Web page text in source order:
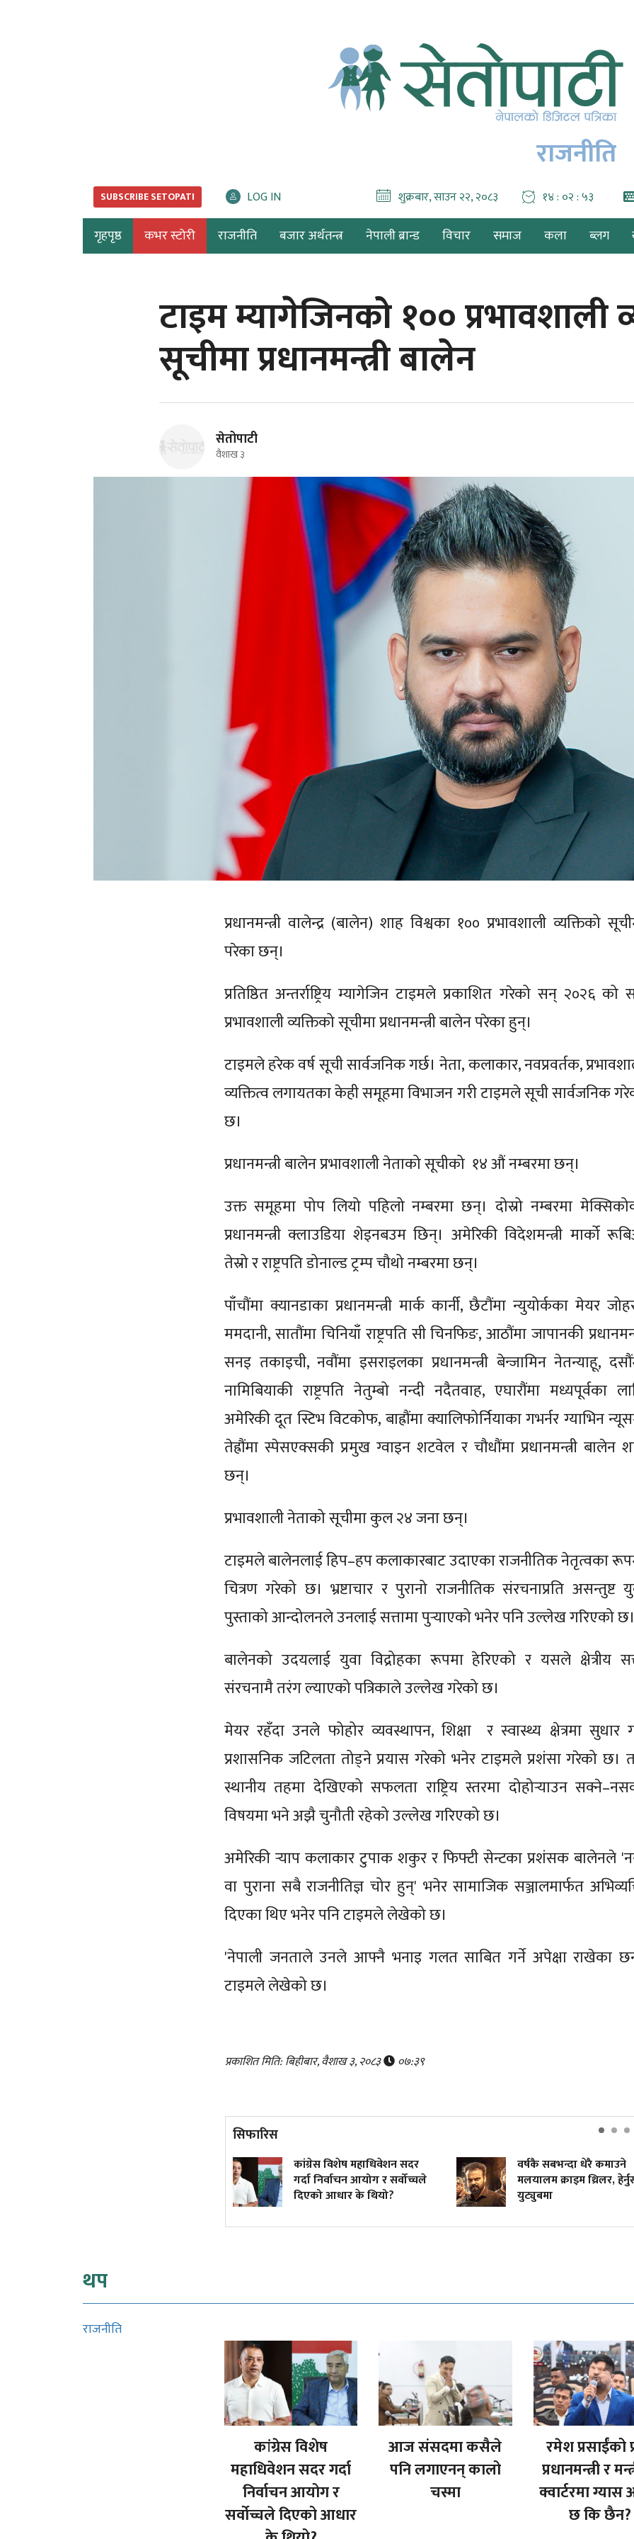
राजनीति
SUBSCRIBE SETOPATI LOG IN शुक्रबार, साउन २२, २०८३ १४ : ०२ : ५५
गृहपृष्ठ कभर स्टोरी राजनीति बजार अर्थतन्त्र नेपाली ब्रान्ड विचार समाज कला ब्लग
टाइम म्यागेजिनको १०० प्रभावशाली
सूचीमा प्रधानमन्त्री बालेन
सेतोपाटी
वैशाख ३
प्रधानमन्त्री वालेन्द्र (बालेन) शाह विश्वका १०० प्रभावशाली व्यक्तिको
परेका छन्।
प्रतिष्ठित अन्तर्राष्ट्रिय म्यागेजिन टाइमले प्रकाशित गरेको सन् २०२६ को
प्रभावशाली व्यक्तिको सूचीमा प्रधानमन्त्री बालेन परेका हुन्।
टाइमले हरेक वर्ष सूची सार्वजनिक गर्छ। नेता, कलाकार, नवप्रवर्तक,
व्यक्तित्व लगायतका केही समूहमा विभाजन गरी टाइमले सूची सार्वजनिक
छ।
प्रधानमन्त्री बालेन प्रभावशाली नेताको सूचीको १४ औं नम्बरमा छन्।
उक्त समूहमा पोप लियो पहिलो नम्बरमा छन्। दोस्रो नम्बरमा
प्रधानमन्त्री क्लाउडिया शेइनबउम छिन्। अमेरिकी विदेशमन्त्री मार्को
तेस्रो र राष्ट्रपति डोनाल्ड ट्रम्प चौथो नम्बरमा छन्।
पाँचौंमा क्यानडाका प्रधानमन्त्री मार्क कार्नी, छैटौंमा न्युयोर्कका मेयर
ममदानी, सातौंमा चिनियाँ राष्ट्रपति सी चिनफिङ, आठौंमा जापानकी
सनइ तकाइची, नवौंमा इसराइलका प्रधानमन्त्री बेन्जामिन नेतन्याहू,
नामिबियाकी राष्ट्रपति नेतुम्बो नन्दी नदैतवाह, एघारौंमा मध्यपूर्वका
अमेरिकी दूत स्टिभ विटकोफ, बाह्रौंमा क्यालिफोर्नियाका गभर्नर ग्याभिन
तेह्रौंमा स्पेसएक्सकी प्रमुख ग्वाइन शटवेल र चौधौंमा प्रधानमन्त्री बालेन
छन्।
प्रभावशाली नेताको सूचीमा कुल २४ जना छन्।
टाइमले बालेनलाई हिप–हप कलाकारबाट उदाएका राजनीतिक नेतृत्वका
चित्रण गरेको छ। भ्रष्टाचार र पुरानो राजनीतिक संरचनाप्रति असन्तुष्ट
पुस्ताको आन्दोलनले उनलाई सत्तामा पुर्‍याएको भनेर पनि उल्लेख गरिएको छ।
बालेनको उदयलाई युवा विद्रोहका रूपमा हेरिएको र यसले क्षेत्रीय
संरचनामै तरंग ल्याएको पत्रिकाले उल्लेख गरेको छ।
मेयर रहँदा उनले फोहोर व्यवस्थापन, शिक्षा र स्वास्थ्य क्षेत्रमा सुधार
प्रशासनिक जटिलता तोड्ने प्रयास गरेको भनेर टाइमले प्रशंसा गरेको छ।
स्थानीय तहमा देखिएको सफलता राष्ट्रिय स्तरमा दोहोर्‍याउन
विषयमा भने अझै चुनौती रहेको उल्लेख गरिएको छ।
अमेरिकी र्‍याप कलाकार टुपाक शकुर र फिफ्टी सेन्टका प्रशंसक बालेनले
वा पुराना सबै राजनीतिज्ञ चोर हुन्' भनेर सामाजिक सञ्जालमार्फत
दिएका थिए भनेर पनि टाइमले लेखेको छ।
'नेपाली जनताले उनले आफ्नै भनाइ गलत साबित गर्ने अपेक्षा राखेका
टाइमले लेखेको छ।
प्रकाशित मिति: बिहीबार, वैशाख ३, २०८३ ०७:३९
सिफारिस
कांग्रेस विशेष महाधिवेशन सदर
गर्दा निर्वाचन आयोग र सर्वोच्चले
दिएको आधार के थियो?
वर्षकै सबभन्दा धेरै कमाउने
मलयालम क्राइम थ्रिलर,
युट्युबमा
थप
राजनीति
कांग्रेस विशेष
महाधिवेशन सदर गर्दा
निर्वाचन आयोग र
सर्वोच्चले दिएको आधार
आज संसदमा कसैले
पनि लगाएनन् कालो
चस्मा
रमेश प्रसाईंको
प्रधानमन्त्री र
क्वार्टरमा ग्यास
छ कि छैन?